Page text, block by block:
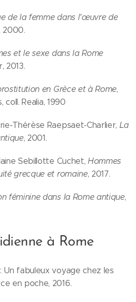
de la femme dans l'œuvre de
2000.
et le sexe dans la Rome
2013.
en Grèce et à Rome,
coll. Realia, 1990
Thérèse Raepsaet-Charlier, La
, 2001.
Sebillotte Cuchet, Hommes
grecque et romaine, 2017.
féminine dans la Rome antique,
à Rome
Un fabuleux voyage chez les
en poche, 2016.